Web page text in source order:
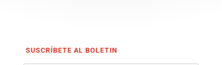
SUSCRÍBETE AL BOLETIN